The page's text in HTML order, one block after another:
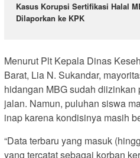
Kasus Korupsi Sertifikasi Halal
Dilaporkan ke KPK
Menurut Plt Kepala Dinas
Barat, Lia N. Sukandar,
hidangan MBG sudah
jalan. Namun, puluhan siswa
inap karena kondisinya masih
“Data terbaru yang masuk
yang tercatat sebagai korban